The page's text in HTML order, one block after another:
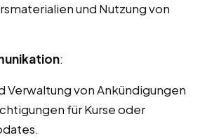
und Nutzung von
:
Verwaltung von Ankündigungen
für Kurse oder